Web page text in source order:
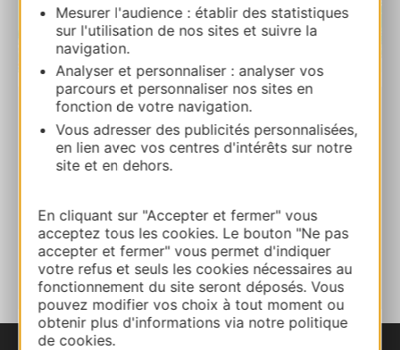
Mesurer l'audience : établir des statistiques
sur l'utilisation de nos sites et suivre la
navigation.
Analyser et personnaliser : analyser vos
parcours et personnaliser nos sites en
fonction de votre navigation.
Vous adresser des publicités personnalisées,
en lien avec vos centres d'intérêts sur notre
site et en dehors.
En cliquant sur "Accepter et fermer" vous
acceptez tous les cookies. Le bouton "Ne pas
accepter et fermer" vous permet d'indiquer
votre refus et seuls les cookies nécessaires au
fonctionnement du site seront déposés. Vous
pouvez modifier vos choix à tout moment ou
obtenir plus d'informations via notre politique
de cookies.
| Map data © OpenStreetMap contributors
La Fontaine du Pont à Anduze
Rue Basse 30140 ANDUZE
AGGIUNGI
AL TACCUINO